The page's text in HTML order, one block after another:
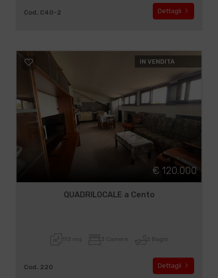
Cod. C40-2 Dettagli
IN VENDITA
€ 120.000
QUADRILOCALE a Cento
113 mq 3 Camere 2 Bagni
Cod. 220 Dettagli